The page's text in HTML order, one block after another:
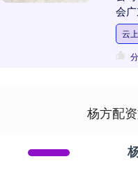
会
公
督管
云
杨方配